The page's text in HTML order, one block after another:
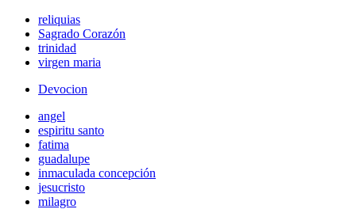
reliquias
Sagrado Corazón
trinidad
virgen maria
Devocion
angel
espiritu santo
fatima
guadalupe
inmaculada concepción
jesucristo
milagro